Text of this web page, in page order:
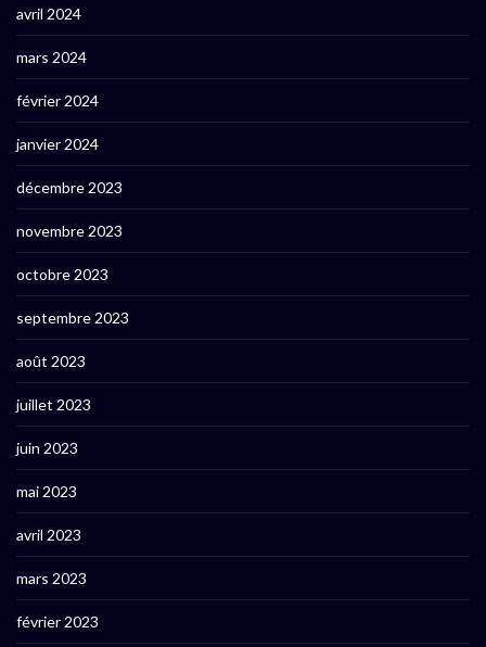
avril 2024
mars 2024
février 2024
janvier 2024
décembre 2023
novembre 2023
octobre 2023
septembre 2023
août 2023
juillet 2023
juin 2023
mai 2023
avril 2023
mars 2023
février 2023